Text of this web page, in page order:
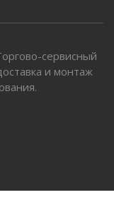
сервисный
и монтаж